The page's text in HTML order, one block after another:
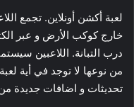
لعبة أكشن أونلاين. تجمع
خارج كوكب الأرض و عبر
درب التبانة. اللاعبين
من نوعها لا توجد في أية
تحديثات و اضافات جديدة